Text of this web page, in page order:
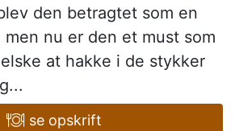
den betragtet som en
nu er den et must som
at hakke i de stykker
se opskrift